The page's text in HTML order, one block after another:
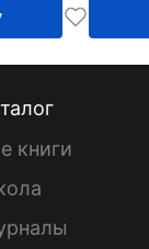
книги